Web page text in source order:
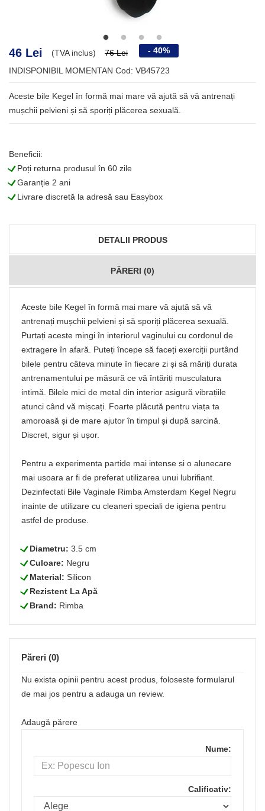
46 Lei (TVA inclus) 76 Lei - 40%
INDISPONIBIL MOMENTAN Cod: VB45723
Aceste bile Kegel în formă mai mare vă ajută să vă antrenați
mușchii pelvieni și să sporiți plăcerea sexuală.
Beneficii:
LPoți returna produsul în 60 zile
LGaranție 2 ani
LLivrare discretă la adresă sau Easybox
DETALII PRODUS
PĂRERI (0)
Aceste bile Kegel în formă mai mare vă ajută să vă
antrenați mușchii pelvieni și să sporiți plăcerea sexuală.
Purtați aceste mingi în interiorul vaginului cu cordonul de
extragere în afară. Puteți începe să faceți exerciții purtând
bilele pentru câteva minute în fiecare zi și să măriți durata
antrenamentului pe măsură ce vă întăriți musculatura
intimă. Bilele mici de metal din interior asigură vibrațiile
atunci când vă mișcați. Foarte plăcută pentru viața ta
amoroasă și de mare ajutor în timpul și după sarcină.
Discret, sigur și ușor.
Pentru a experimenta partide mai intense si o alunecare
mai usoara ar fi de preferat utilizarea unui lubrifiant.
Dezinfectati Bile Vaginale Rimba Amsterdam Kegel Negru
inainte de utilizare cu cleaneri speciali de igiena pentru
astfel de produse.
LDiametru: 3.5 cm
LCuloare: Negru
LMaterial: Silicon
LRezistent La Apă
LBrand: Rimba
Păreri (0)
Nu exista opinii pentru acest produs, foloseste formularul
de mai jos pentru a adauga un review.
Adaugă părere
Nume:
Calificativ: